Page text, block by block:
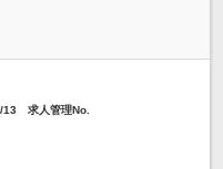
13 求人管理No.